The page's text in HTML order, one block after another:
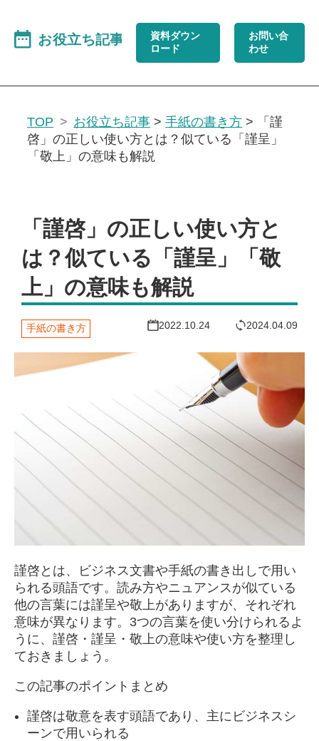
資料ダウン
ロード
お問い合
わせ
TOP お役立ち記事 >手紙の書き方 >
「謹
啓」の正しい使い方とは？似ている「謹呈」
「敬上」の意味も解説
「謹啓」の正しい使い方と
は？似ている「謹呈」「敬
上」の意味も解説
手紙の書き方 2022.10.24 2024.04.09
謹啓とは、ビジネス文書や手紙の書き出しで用い
られる頭語です。読み方やニュアンスが似ている
他の言葉には謹呈や敬上がありますが、それぞれ
意味が異なります。3つの言葉を使い分けられるよ
うに、謹啓・謹呈・敬上の意味や使い方を整理し
ておきましょう。
この記事のポイントまとめ
謹啓は敬意を表す頭語であり、主にビジネスシ
ーンで用いられる